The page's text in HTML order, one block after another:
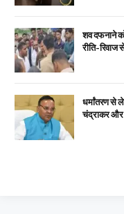
शव दफनाने
रीति-
धर्मांतरण से
चंद्राकर